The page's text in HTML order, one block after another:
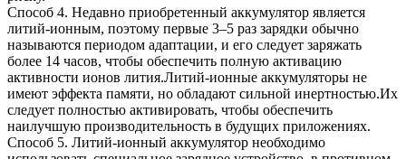
Способ 4. Недавно приобретенный аккумулятор является
литий-ионным, поэтому первые 3–5 раз зарядки обычно
называются периодом адаптации, и его следует заряжать
более 14 часов, чтобы обеспечить полную активацию
активности ионов лития.Литий-ионные аккумуляторы не
имеют эффекта памяти, но обладают сильной инертностью.Их
следует полностью активировать, чтобы обеспечить
наилучшую производительность в будущих приложениях.
Способ 5. Литий-ионный аккумулятор необходимо